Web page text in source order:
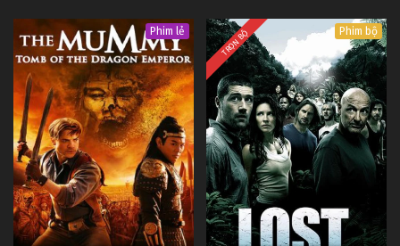
Phim lẻ TRỌN BỘ Phim bộ